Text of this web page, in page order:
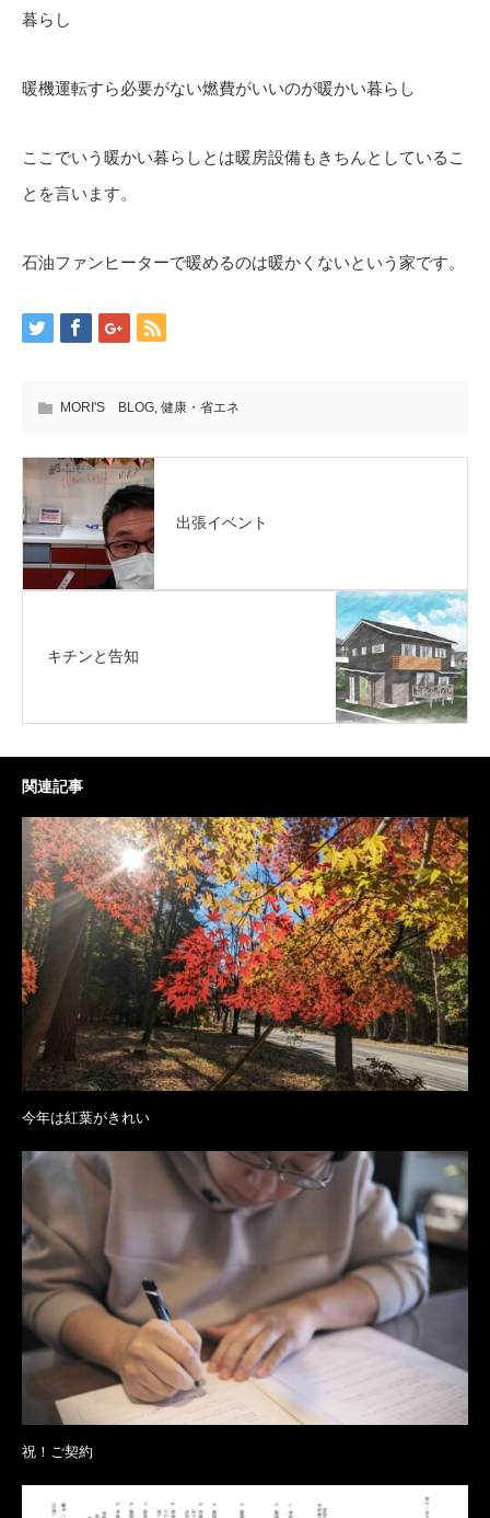
暮らし
暖機運転すら必要がない燃費がいいのが暖かい暮らし
ここでいう暖かい暮らしとは暖房設備もきちんとしているこ
とを言います。
石油ファンヒーターで暖めるのは暖かくないという家です。
MORI'S BLOG, 健康・省エネ
出張イベント
キチンと告知
関連記事
今年は紅葉がきれい
祝！ご契約